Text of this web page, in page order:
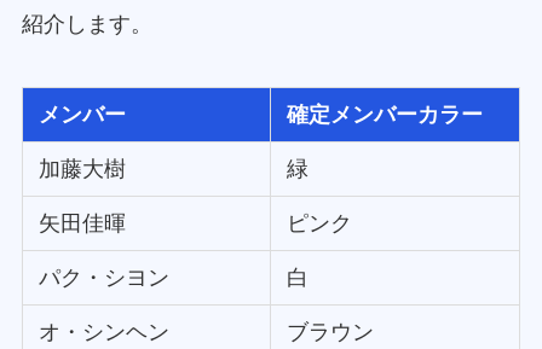
紹介します。
メンバー 確定メンバーカラー
加藤大樹 緑
矢田佳暉 ピンク
パク・シヨン 白
オ・シンヘン ブラウン